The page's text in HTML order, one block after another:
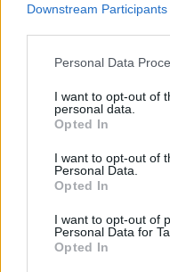
Downstream Participants
Please note that this
not limited to your visit
grant or deny consent
use your data for below
consent section.
Personal Data
I want to opt-out of
personal data.
Opted In
I want to opt-out of
Personal Data.
Opted In
I want to opt-out of
Personal Data for
Opted In